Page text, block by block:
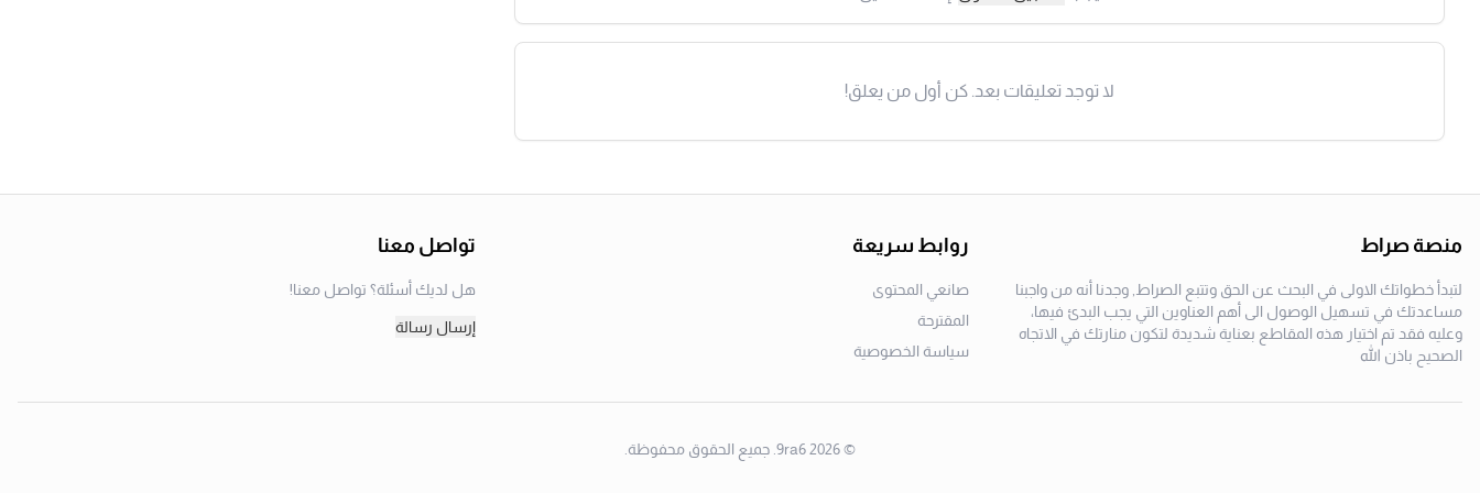
لا توجد تعليقات بعد. كن أول من يعلق!
منصة صراط
لتبدأ خطواتك الاولى في البحث عن الحق وتتبع الصراط, وجدنا أنه من واجبنا
مساعدتك في تسهيل الوصول الى أهم العناوين التي يجب البدئ فيها،
وعليه فقد تم اختيار هذه المقاطع بعناية شديدة لتكون منارتك في الاتجاه
الصحيح باذن الله
روابط سريعة
صانعي المحتوى
المقترحة
سياسة الخصوصية
تواصل معنا
هل لديك أسئلة؟ تواصل معنا!
إرسال رسالة
©
2026